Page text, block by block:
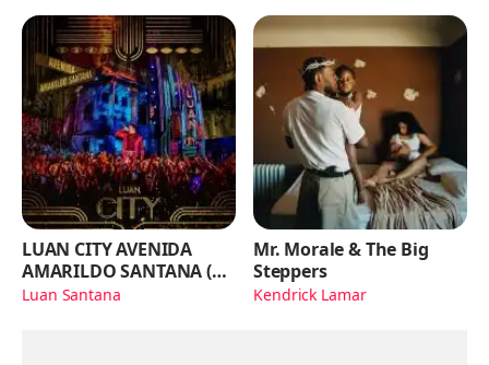
LUAN CITY AVENIDA
AMARILDO SANTANA (Ao
Vivo)
Luan Santana
Mr. Morale & The Big
Steppers
Kendrick Lamar